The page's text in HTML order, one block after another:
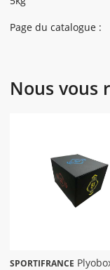
Page du catalogue :
Nous vous
SPORTIFRANCE